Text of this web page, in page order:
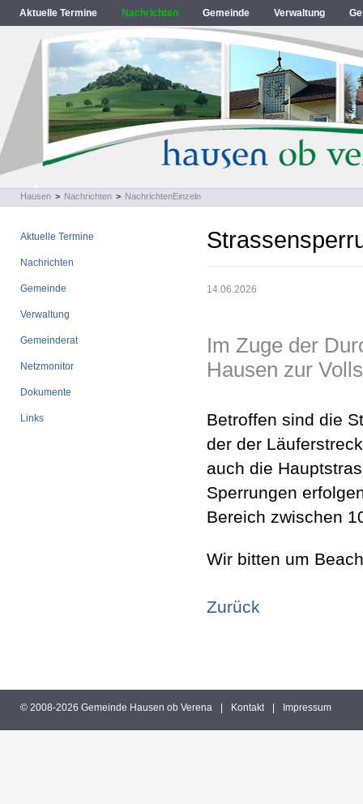
Aktuelle Termine Nachrichten Gemeinde Verwaltung
Hausen > Nachrichten > NachrichtenEinzeln
Aktuelle Termine
Nachrichten
Gemeinde
Verwaltung
Gemeinderat
Netzmonitor
Dokumente
Links
14.06.2026
Im Zuge der
Hausen zur
Betroffen sind die
der der
auch die
Sperrungen
Bereich zwischen
Wir bitten um
Zurück
© 2008-2026 Gemeinde Hausen ob Verena Kontakt Impressum